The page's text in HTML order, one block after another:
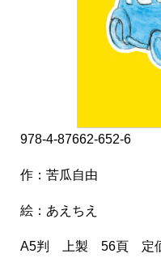
978-4-87662-652-6
作：苦瓜自由
絵：あえちえ
A5判 上製 56頁 定価